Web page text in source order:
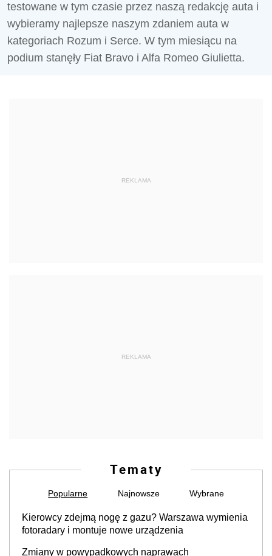
testowane w tym czasie przez naszą redakcję auta i
wybieramy najlepsze naszym zdaniem auta w
kategoriach Rozum i Serce. W tym miesiącu na
podium stanęły Fiat Bravo i Alfa Romeo Giulietta.
REKLAMA
REKLAMA
Tematy
Popularne Najnowsze Wybrane
Kierowcy zdejmą nogę z gazu? Warszawa wymienia
fotoradary i montuje nowe urządzenia
Zmiany w powypadkowych naprawach